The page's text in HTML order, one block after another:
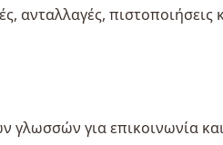
πιστοποιήσεις
γλωσσών για επικοινωνία